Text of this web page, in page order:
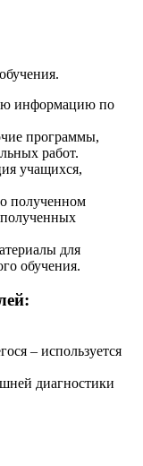
информацию по
программы,
работ.
учащихся,
полученном
для
обучения.
– используется
диагностики